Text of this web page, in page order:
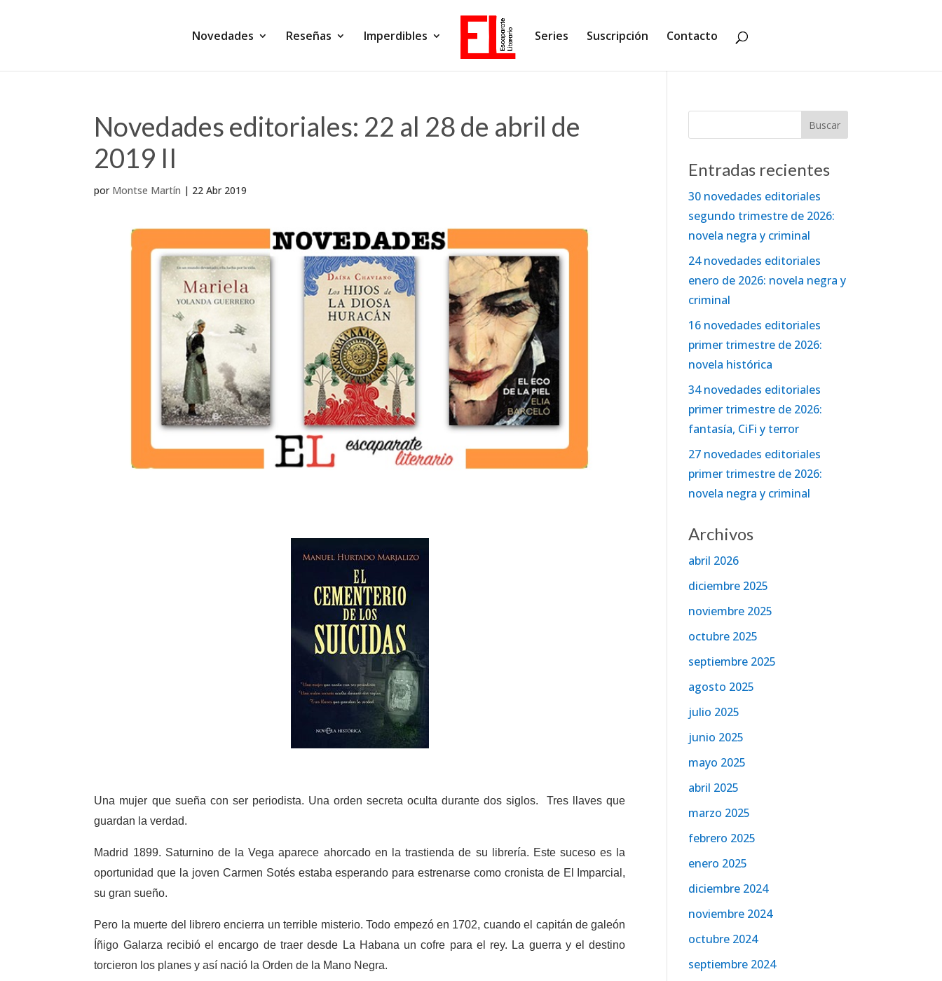
Novedades Reseñas Imperdibles Series Suscripción Contacto
Novedades editoriales: 22 al 28 de abril de
2019 II
por Montse Martín | 22 Abr 2019
Una mujer que sueña con ser periodista. Una orden secreta oculta durante dos siglos. Tres llaves que
guardan la verdad.
Madrid 1899. Saturnino de la Vega aparece ahorcado en la trastienda de su librería. Este suceso es la
oportunidad que la joven Carmen Sotés estaba esperando para estrenarse como cronista de El Imparcial,
su gran sueño.
Pero la muerte del librero encierra un terrible misterio. Todo empezó en 1702, cuando el capitán de galeón
Íñigo Galarza recibió el encargo de traer desde La Habana un cofre para el rey. La guerra y el destino
torcieron los planes y así nació la Orden de la Mano Negra.
Entradas recientes
30 novedades editoriales
segundo trimestre de 2026:
novela negra y criminal
24 novedades editoriales
enero de 2026: novela negra y
criminal
16 novedades editoriales
primer trimestre de 2026:
novela histórica
34 novedades editoriales
primer trimestre de 2026:
fantasía, CiFi y terror
27 novedades editoriales
primer trimestre de 2026:
novela negra y criminal
Archivos
abril 2026
diciembre 2025
noviembre 2025
octubre 2025
septiembre 2025
agosto 2025
julio 2025
junio 2025
mayo 2025
abril 2025
marzo 2025
febrero 2025
enero 2025
diciembre 2024
noviembre 2024
octubre 2024
septiembre 2024